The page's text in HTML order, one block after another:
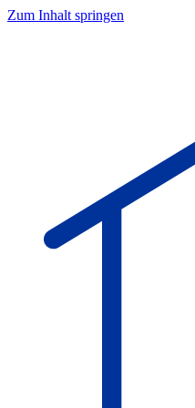
Zum Inhalt springen